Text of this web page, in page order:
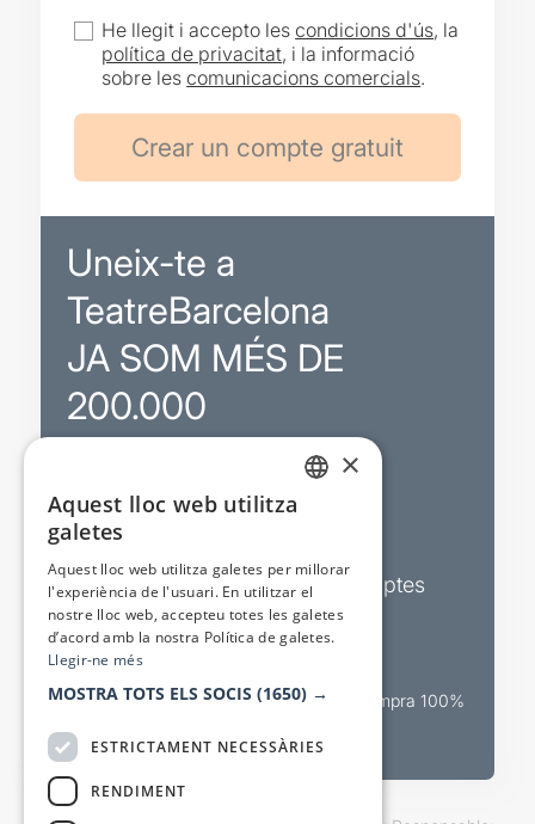
He llegit i accepto lescondicions d'ús, la
política de privacitat, i la informació
sobre lescomunicacions comercials.
Uneix-te a
TeatreBarcelona
JA SOM MÉS DE
200.000
Sortejos exclusius
Butlletins d’actualitat i descomptes
Valora espectacles
Canal oficial de venda teatral Compra 100%
×
Aquest lloc web utilitza
galetes
Aquest lloc web utilitza galetes per millorar
l'experiència de l'usuari. En utilitzar el
nostre lloc web, accepteu totes les galetes
d’acord amb la nostra Política de galetes.
Llegir-ne més
MOSTRA TOTS ELS SOCIS (1650) →
ESTRICTAMENT NECESSÀRIES
RENDIMENT